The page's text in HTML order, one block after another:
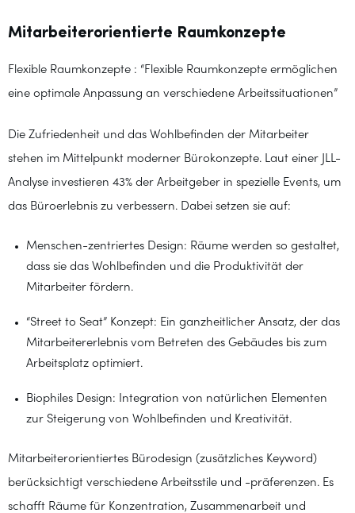
Mitarbeiterorientierte Raumkonzepte
Flexible Raumkonzepte : “Flexible Raumkonzepte ermöglichen
eine optimale Anpassung an verschiedene Arbeitssituationen”
Die Zufriedenheit und das Wohlbefinden der Mitarbeiter
stehen im Mittelpunkt moderner Bürokonzepte. Laut einer JLL-
Analyse investieren 43% der Arbeitgeber in spezielle Events, um
das Büroerlebnis zu verbessern. Dabei setzen sie auf:
Menschen-zentriertes Design: Räume werden so gestaltet,
dass sie das Wohlbefinden und die Produktivität der
Mitarbeiter fördern.
“Street to Seat” Konzept: Ein ganzheitlicher Ansatz, der das
Mitarbeitererlebnis vom Betreten des Gebäudes bis zum
Arbeitsplatz optimiert.
Biophiles Design: Integration von natürlichen Elementen
zur Steigerung von Wohlbefinden und Kreativität.
Mitarbeiterorientiertes Bürodesign (zusätzliches Keyword)
berücksichtigt verschiedene Arbeitsstile und -präferenzen. Es
schafft Räume für Konzentration, Zusammenarbeit und